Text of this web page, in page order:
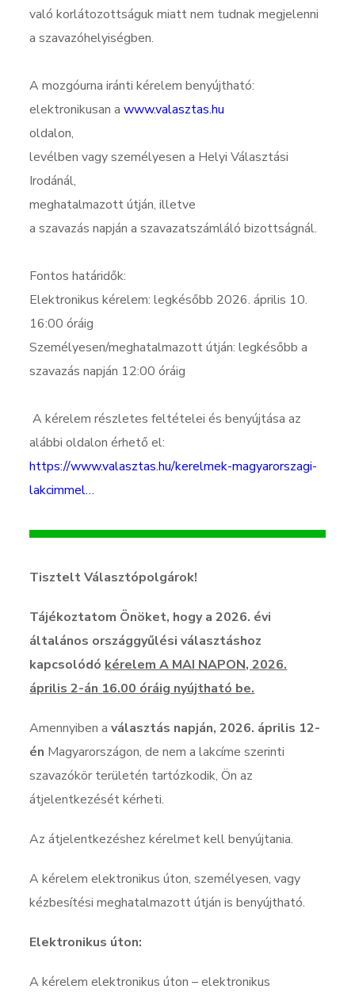
való korlátozottságuk miatt nem tudnak megjelenni
a szavazóhelyiségben.
A mozgóurna iránti kérelem benyújtható:
elektronikusan awww.valasztas.hu
oldalon,
levélben vagy személyesen a Helyi Választási
Irodánál,
meghatalmazott útján, illetve
a szavazás napján a szavazatszámláló bizottságnál.
Fontos határidők:
Elektronikus kérelem: legkésőbb 2026. április 10.
16:00 óráig
Személyesen/meghatalmazott útján: legkésőbb a
szavazás napján 12:00 óráig
A kérelem részletes feltételei és benyújtása az
alábbi oldalon érhető el:
https://www.valasztas.hu/kerelmek-magyarorszagi-
lakcimmel…
Tisztelt Választópolgárok!
Tájékoztatom Önöket, hogy a 2026. évi
általános országgyűlési választáshoz
kapcsolódó kérelem A MAI NAPON, 2026.
április 2-án 16.00 óráig nyújtható be.
Amennyiben aválasztás napján, 2026. április 12-
én Magyarországon, de nem a lakcíme szerinti
szavazókör területén tartózkodik, Ön az
átjelentkezését kérheti.
Az átjelentkezéshez kérelmet kell benyújtania.
A kérelem elektronikus úton, személyesen, vagy
kézbesítési meghatalmazott útján is benyújtható.
Elektronikus úton:
A kérelem elektronikus úton – elektronikus